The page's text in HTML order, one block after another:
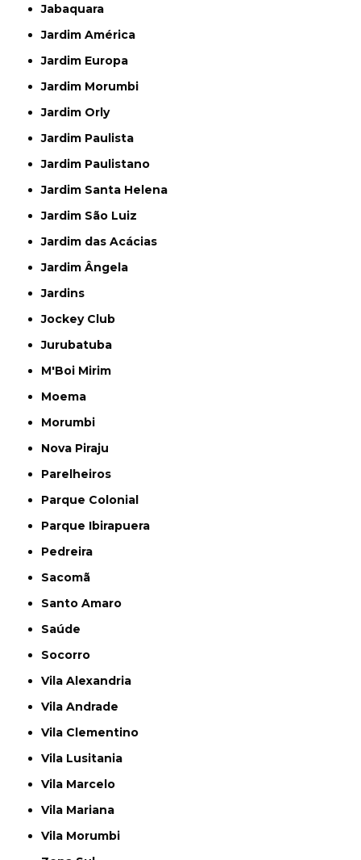
Jabaquara
Jardim América
Jardim Europa
Jardim Morumbi
Jardim Orly
Jardim Paulista
Jardim Paulistano
Jardim Santa Helena
Jardim São Luiz
Jardim das Acácias
Jardim Ângela
Jardins
Jockey Club
Jurubatuba
M'Boi Mirim
Moema
Morumbi
Nova Piraju
Parelheiros
Parque Colonial
Parque Ibirapuera
Pedreira
Sacomã
Santo Amaro
Saúde
Socorro
Vila Alexandria
Vila Andrade
Vila Clementino
Vila Lusitania
Vila Marcelo
Vila Mariana
Vila Morumbi